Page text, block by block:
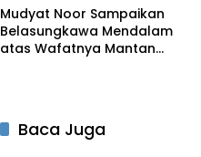
Mudyat Noor Sampaikan
Belasungkawa Mendalam
atas Wafatnya Mantan
Baca Juga